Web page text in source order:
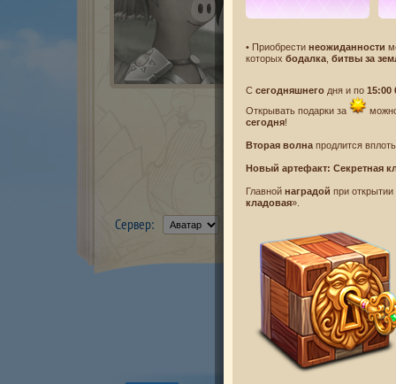
Сервер:
• Приобрести неожиданности
которых бодалка битвы за
С сегодняшнего дня и по 15:00
Открывать подарки за
сегодня!
Вторая волна продлится
Новый артефакт: Секретная
Главной наградой при
кладовая».